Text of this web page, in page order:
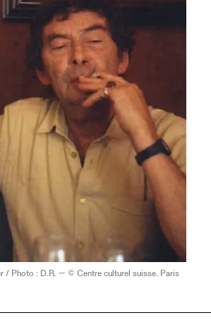
/ Photo : D.R. — © Centre culturel suisse. Paris